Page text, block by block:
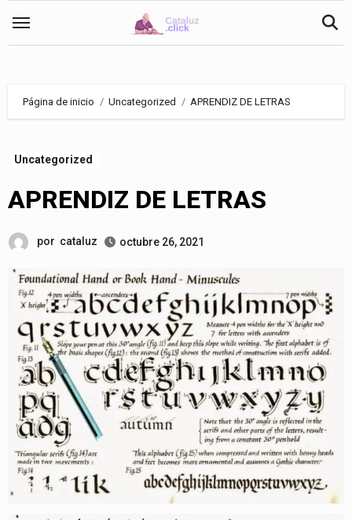
Página de inicio Uncategorized APRENDIZ DE LETRAS
Uncategorized
APRENDIZ DE LETRAS
por cataluz octubre 26, 2021